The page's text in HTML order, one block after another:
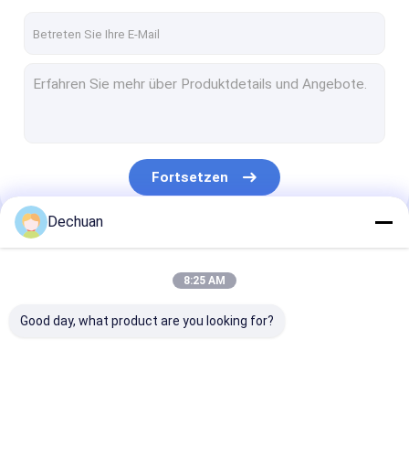
Bagger Control Valve
Bagger Seal Kit
Bagger Hydraulic Gear Pump
Fortsetzen
Unsere Kategorien
Dechuan
8:25 AM
Good day, what product are you looking for?